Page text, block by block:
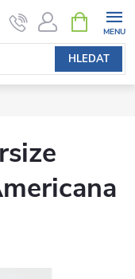
HLEDAT
NÁKUPNÍ
KOŠÍK